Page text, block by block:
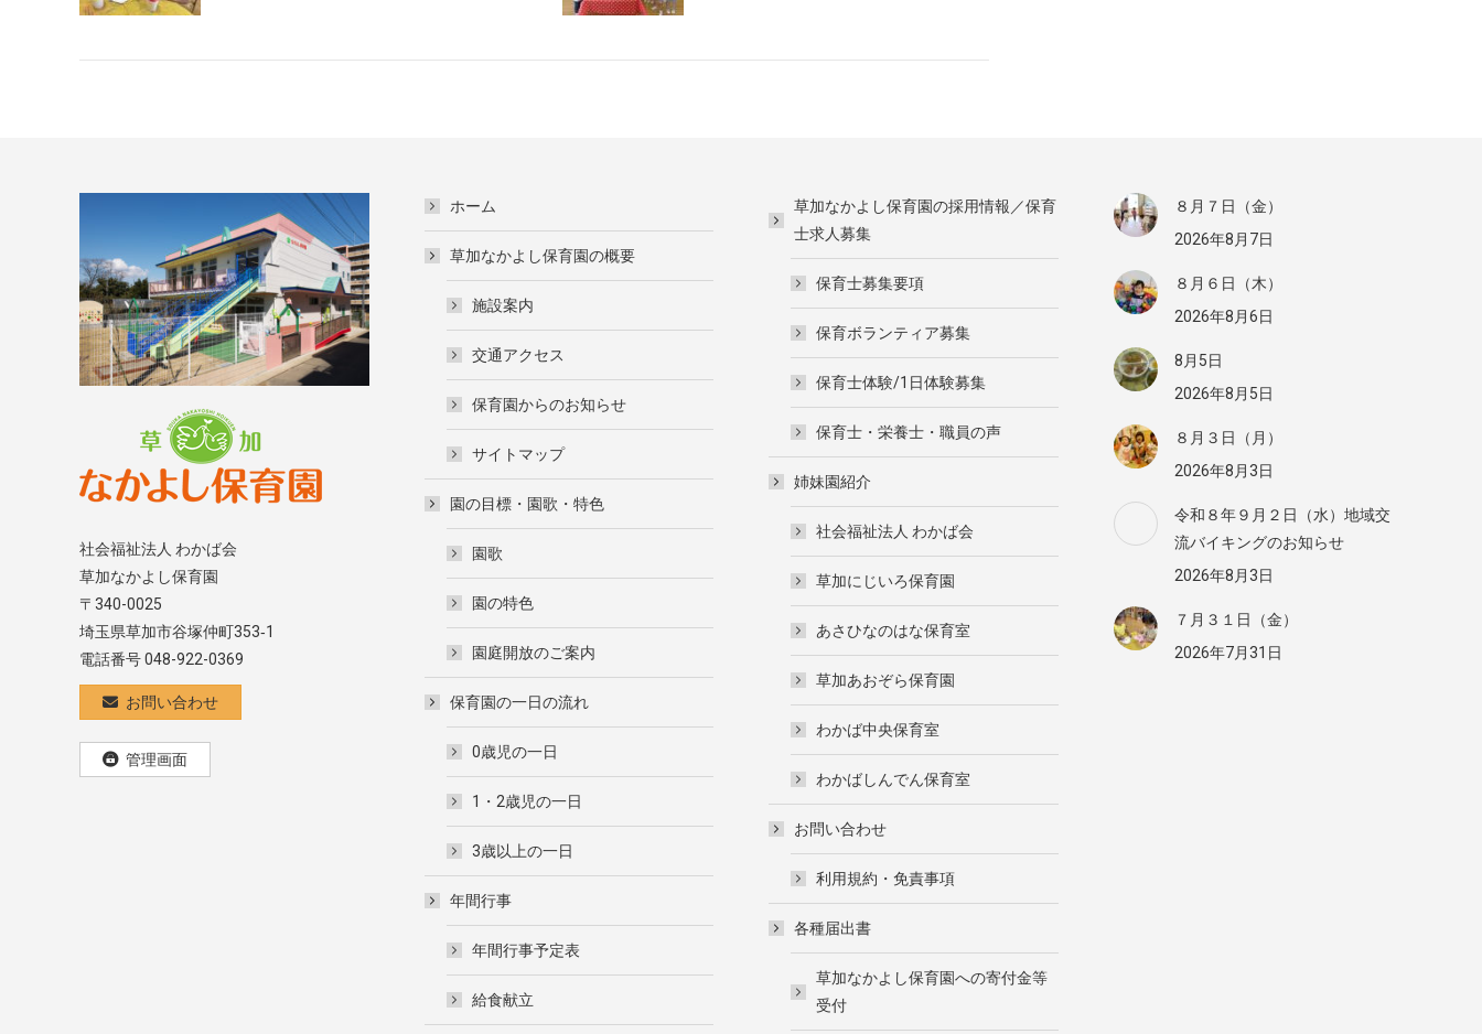
社会福祉法人 わかば会
草加なかよし保育園
〒340-0025
埼玉県草加市谷塚仲町353‐1
電話番号 048-922-0369
お問い合わせ
管理画面
ホーム
草加なかよし保育園の概要
施設案内
交通アクセス
保育園からのお知らせ
サイトマップ
園の目標・園歌・特色
園歌
園の特色
園庭開放のご案内
保育園の一日の流れ
0歳児の一日
1・2歳児の一日
3歳以上の一日
年間行事
年間行事予定表
給食献立
草加なかよし保育園の採用情報／保育
士求人募集
保育士募集要項
保育ボランティア募集
保育士体験/1日体験募集
保育士・栄養士・職員の声
姉妹園紹介
社会福祉法人 わかば会
草加にじいろ保育園
あさひなのはな保育室
草加あおぞら保育園
わかば中央保育室
わかばしんでん保育室
お問い合わせ
利用規約・免責事項
各種届出書
草加なかよし保育園への寄付金等
受付
８月７日（金）
2026年8月7日
８月６日（木）
2026年8月6日
8月5日
2026年8月5日
８月３日（月）
2026年8月3日
令和８年９月２日（水）地域交
流バイキングのお知らせ
2026年8月3日
７月３１日（金）
2026年7月31日